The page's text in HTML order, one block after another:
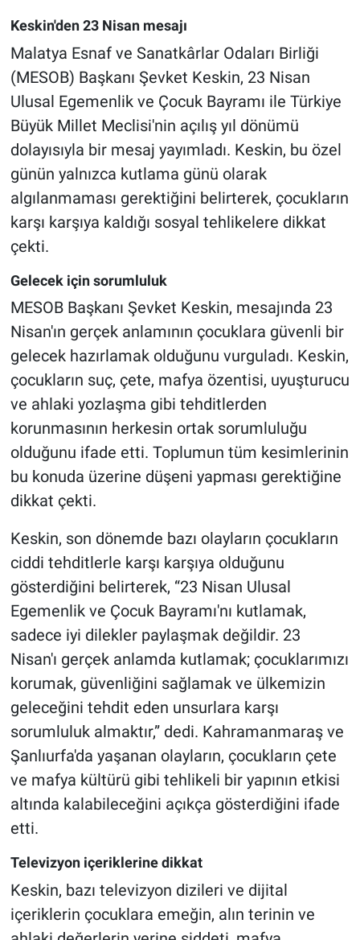
Keskin'den 23 Nisan mesajı
Malatya Esnaf ve Sanatkârlar Odaları Birliği
(MESOB) Başkanı Şevket Keskin, 23 Nisan
Ulusal Egemenlik ve Çocuk Bayramı ile Türkiye
Büyük Millet Meclisi'nin açılış yıl dönümü
dolayısıyla bir mesaj yayımladı. Keskin, bu özel
günün yalnızca kutlama günü olarak
algılanmaması gerektiğini belirterek, çocukların
karşı karşıya kaldığı sosyal tehlikelere dikkat
çekti.
Gelecek için sorumluluk
MESOB Başkanı Şevket Keskin, mesajında 23
Nisan'ın gerçek anlamının çocuklara güvenli bir
gelecek hazırlamak olduğunu vurguladı. Keskin,
çocukların suç, çete, mafya özentisi, uyuşturucu
ve ahlaki yozlaşma gibi tehditlerden
korunmasının herkesin ortak sorumluluğu
olduğunu ifade etti. Toplumun tüm kesimlerinin
bu konuda üzerine düşeni yapması gerektiğine
dikkat çekti.
Keskin, son dönemde bazı olayların çocukların
ciddi tehditlerle karşı karşıya olduğunu
gösterdiğini belirterek, “23 Nisan Ulusal
Egemenlik ve Çocuk Bayramı'nı kutlamak,
sadece iyi dilekler paylaşmak değildir. 23
Nisan'ı gerçek anlamda kutlamak; çocuklarımızı
korumak, güvenliğini sağlamak ve ülkemizin
geleceğini tehdit eden unsurlara karşı
sorumluluk almaktır,” dedi. Kahramanmaraş ve
Şanlıurfa'da yaşanan olayların, çocukların çete
ve mafya kültürü gibi tehlikeli bir yapının etkisi
altında kalabileceğini açıkça gösterdiğini ifade
etti.
Televizyon içeriklerine dikkat
Keskin, bazı televizyon dizileri ve dijital
içeriklerin çocuklara emeğin, alın terinin ve